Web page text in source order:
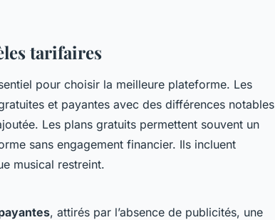
tarifaires
pour choisir la meilleure plateforme. Les
et payantes avec des différences notables
Les plans gratuits permettent souvent un
sans engagement financier. Ils incluent
musical restreint.
, attirés par l’absence de publicités, une